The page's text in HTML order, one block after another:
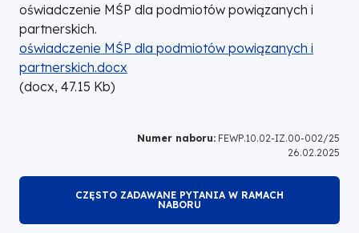
oświadczenie MŚP dla podmiotów powiązanych i
partnerskich.
DOKUMENT
oświadczenie MŚP dla podmiotów powiązanych i
partnerskich.docx
(docx, 47.15 Kb)
Numer naboru: FEWP.10.02-IZ.00-002/25
26.02.2025
CZĘSTO ZADAWANE PYTANIA W RAMACH
NABORU